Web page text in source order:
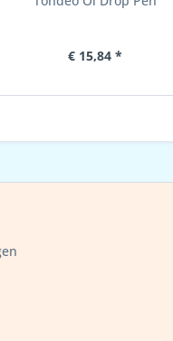
€ 15,84 *